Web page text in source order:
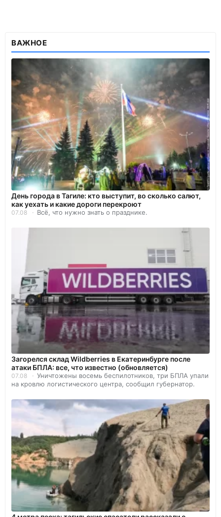
ВАЖНОЕ
День города в Тагиле: кто выступит, во сколько салют,
как уехать и какие дороги перекроют
07.08 Всё, что нужно знать о празднике.
Загорелся склад Wildberries в Екатеринбурге после
атаки БПЛА: все, что известно (обновляется)
07.08
Уничтожены восемь беспилотников, три БПЛА упали
на кровлю логистического центра, сообщил губернатор.